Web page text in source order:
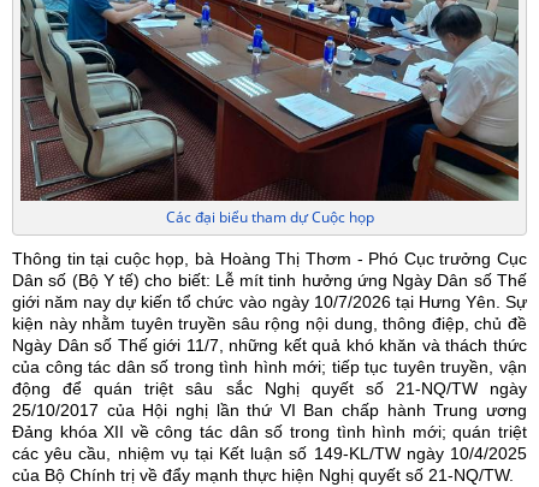
Các đại biểu tham dự Cuộc họp
Thông tin tại cuộc họp, bà Hoàng Thị Thơm - Phó Cục trưởng Cục
Dân số (Bộ Y tế) cho biết: Lễ mít tinh hưởng ứng Ngày Dân số Thế
giới năm nay dự kiến tổ chức vào ngày 10/7/2026 tại Hưng Yên. Sự
kiện này nhằm tuyên truyền sâu rộng nội dung, thông điệp, chủ đề
Ngày Dân số Thế giới 11/7, những kết quả khó khăn và thách thức
của công tác dân số trong tình hình mới; tiếp tục tuyên truyền, vận
động để quán triệt sâu sắc Nghị quyết số 21-NQ/TW ngày
25/10/2017 của Hội nghị lần thứ VI Ban chấp hành Trung ương
Đảng khóa XII về công tác dân số trong tình hình mới; quán triệt
các yêu cầu, nhiệm vụ tại Kết luận số 149-KL/TW ngày 10/4/2025
của Bộ Chính trị về đẩy mạnh thực hiện Nghị quyết số 21-NQ/TW.